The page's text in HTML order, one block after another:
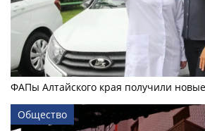
ФАПы Алтайского края получили
Общество